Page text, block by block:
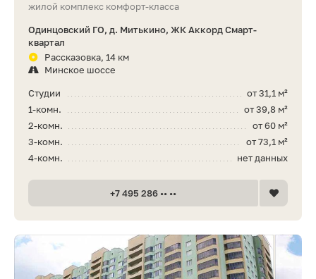
жилой комплекс комфорт-класса
Одинцовский ГО, д. Митькино, ЖК Аккорд Смарт-
квартал
Рассказовка, 14 км
Минское шоссе
от 31,1 м²
Студии
от 39,8 м²
1-комн.
от 60 м²
2-комн.
от 73,1 м²
3-комн.
нет данных
4-комн.
+7 495 286 •• ••